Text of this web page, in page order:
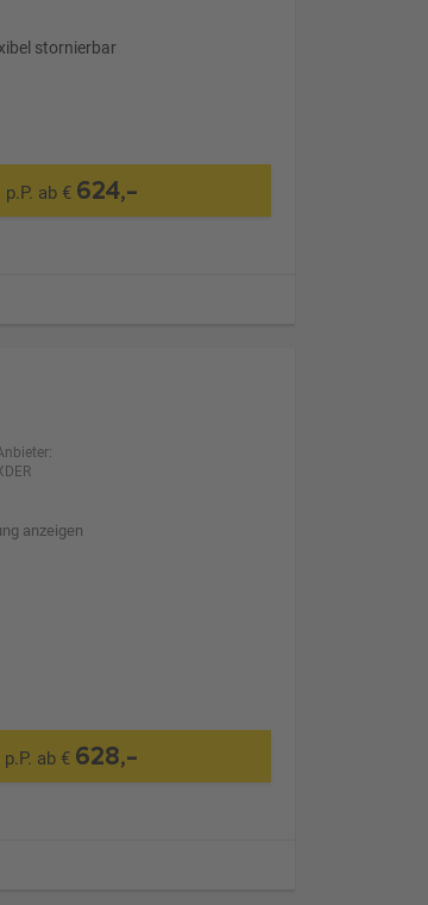
stornierbar
p.P. ab € 624,-
anzeigen
p.P. ab € 628,-